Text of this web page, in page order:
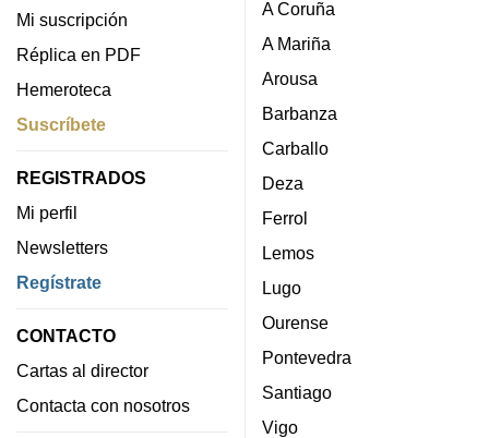
Mi suscripción
Réplica en PDF
Hemeroteca
Suscríbete
REGISTRADOS
Mi perfil
Newsletters
Regístrate
CONTACTO
Cartas al director
Contacta con nosotros
A Coruña
A Mariña
Arousa
Barbanza
Carballo
Deza
Ferrol
Lemos
Lugo
Ourense
Pontevedra
Santiago
Vigo